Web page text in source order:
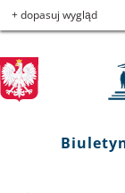
Przejdź
do
menu
głównego
Przejdź
do
treści
Przejdź
to
informacji
o
kontakcie
Przejdź
do
mapy
serwisu
RPO
+ dopasuj wygląd